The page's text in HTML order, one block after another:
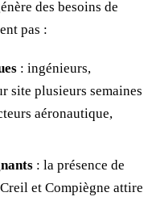
des besoins de
pas :
: ingénieurs,
site plusieurs semaines
aéronautique,
: la présence de
et Compiègne attire